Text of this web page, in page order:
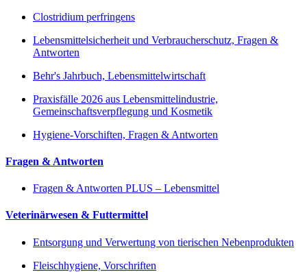
Clostridium perfringens
Lebensmittelsicherheit und Verbraucherschutz, Fragen &
Antworten
Behr's Jahrbuch, Lebensmittelwirtschaft
Praxisfälle 2026 aus Lebensmittelindustrie,
Gemeinschaftsverpflegung und Kosmetik
Hygiene-Vorschiften, Fragen & Antworten
Fragen & Antworten
Fragen & Antworten PLUS – Lebensmittel
Veterinärwesen & Futtermittel
Entsorgung und Verwertung von tierischen Nebenprodukten
Fleischhygiene, Vorschriften